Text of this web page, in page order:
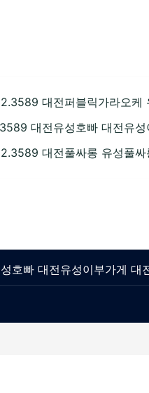
대전퍼블릭가라오케
대전유성호빠 대전유
대전풀싸롱 유성풀싸
호빠 대전유성이부가게 대